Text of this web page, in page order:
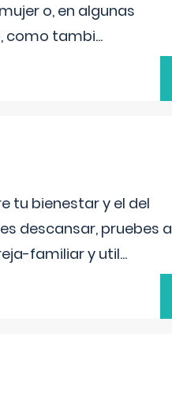
o, en algunas
como tambi...
tu bienestar y el del
descansar, pruebes a
familiar y util...